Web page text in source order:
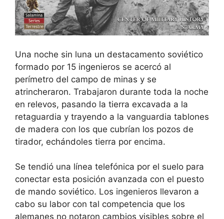
Una noche sin luna un destacamento soviético
formado por 15 ingenieros se acercó al
perímetro del campo de minas y se
atrincheraron. Trabajaron durante toda la noche
en relevos, pasando la tierra excavada a la
retaguardia y trayendo a la vanguardia tablones
de madera con los que cubrían los pozos de
tirador, echándoles tierra por encima.
Se tendió una línea telefónica por el suelo para
conectar esta posición avanzada con el puesto
de mando soviético. Los ingenieros llevaron a
cabo su labor con tal competencia que los
alemanes no notaron cambios visibles sobre el